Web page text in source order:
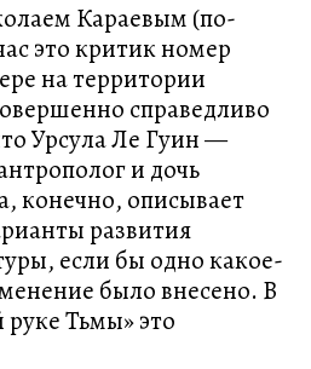
Караевым (по-
это критик номер
на территории
справедливо
Урсула Ле Гуин —
и дочь
конечно, описывает
развития
если бы одно какое-
было внесено. В
руке Тьмы» это